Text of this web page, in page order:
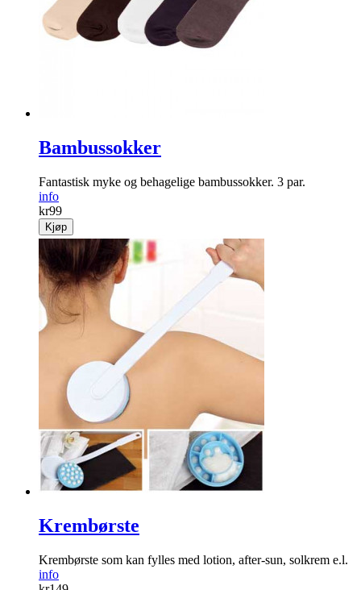
Bambussokker
Fantastisk myke og behagelige bambussokker. 3 par.
info
kr99
Kjøp
Krembørste
Krembørste som kan fylles med lotion, after-sun, solkrem e.l.
info